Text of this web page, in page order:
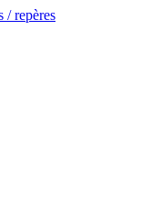
/ repères